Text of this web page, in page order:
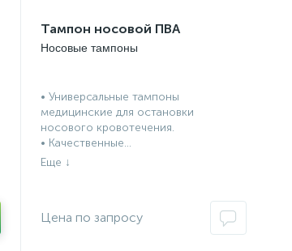
Тампон носовой ПВА
Носовые тампоны
• Универсальные тампоны
медицинские для остановки
носового кровотечения.
• Качественные...